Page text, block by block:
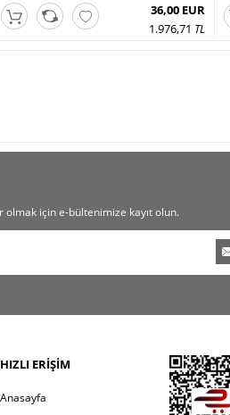
36,00 EUR
1.976,71 TL
için e-bültenimize kayıt olun.
HIZLI ERIŞIM
Anasayfa